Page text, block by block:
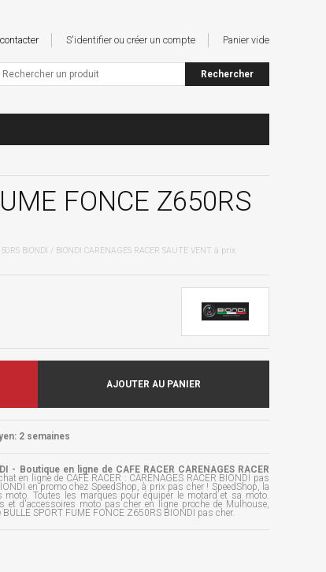
S'identifier ou créer un compte Panier vide
FONCE Z650RS
BIONDI / BIONDI CARENAGES RACER SAUTE VENT à prix
AJOUTER AU PANIER
2 semaines
- Boutique en ligne de CAFE RACER CARENAGES RACER
en ligne de CAFE RACER : CARENAGES RACER BIONDI pas
en promo chez SpeedShop, à prix pas cher ! SpeedShop, la
moto. Toutes les marques pour équiper le motard et sa moto.
et d'accessoires moto pas cher en ligne proche de Mulhouse,
SPORT FUME FONCE Z650RS BIONDI pas cher.